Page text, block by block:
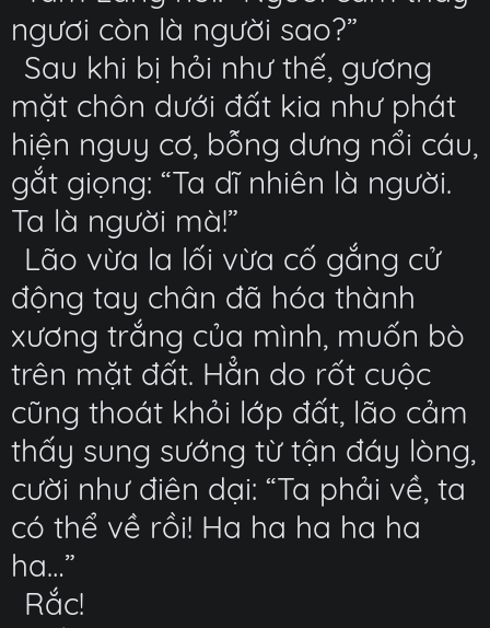
ngươi còn là người sao?”
Sau khi bị hỏi như thế, gương
mặt chôn dưới đất kia như phát
hiện nguy cơ, bỗng dưng nổi cáu,
gắt giọng: “Ta dĩ nhiên là người.
Ta là người mà!”
Lão vừa la lối vừa cố gắng cử
động tay chân đã hóa thành
xương trắng của mình, muốn bò
trên mặt đất. Hẳn do rốt cuộc
cũng thoát khỏi lớp đất, lão cảm
thấy sung sướng từ tận đáy lòng,
cười như điên dại: “Ta phải về, ta
có thể về rồi! Ha ha ha ha ha
ha…”
Rắc!